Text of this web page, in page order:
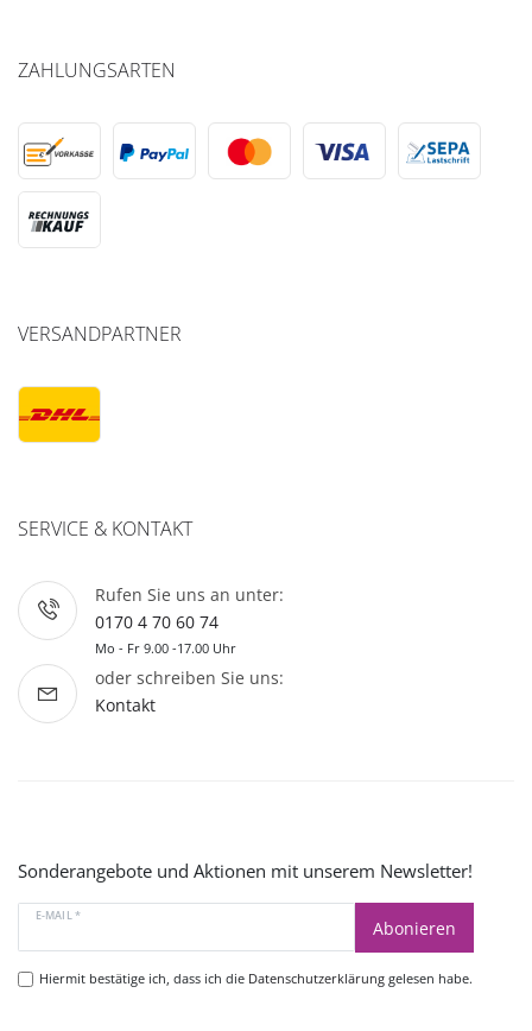
ZAHLUNGSARTEN
VERSANDPARTNER
SERVICE & KONTAKT
Rufen Sie uns an unter:
0170 4 70 60 74
Mo - Fr 9.00 -17.00 Uhr
oder schreiben Sie uns:
Kontakt
Sonderangebote und Aktionen mit unserem Newsletter!
E-MAIL *
Abonieren
Hiermit bestätige ich, dass ich die Datenschutzerklärunggelesen habe.